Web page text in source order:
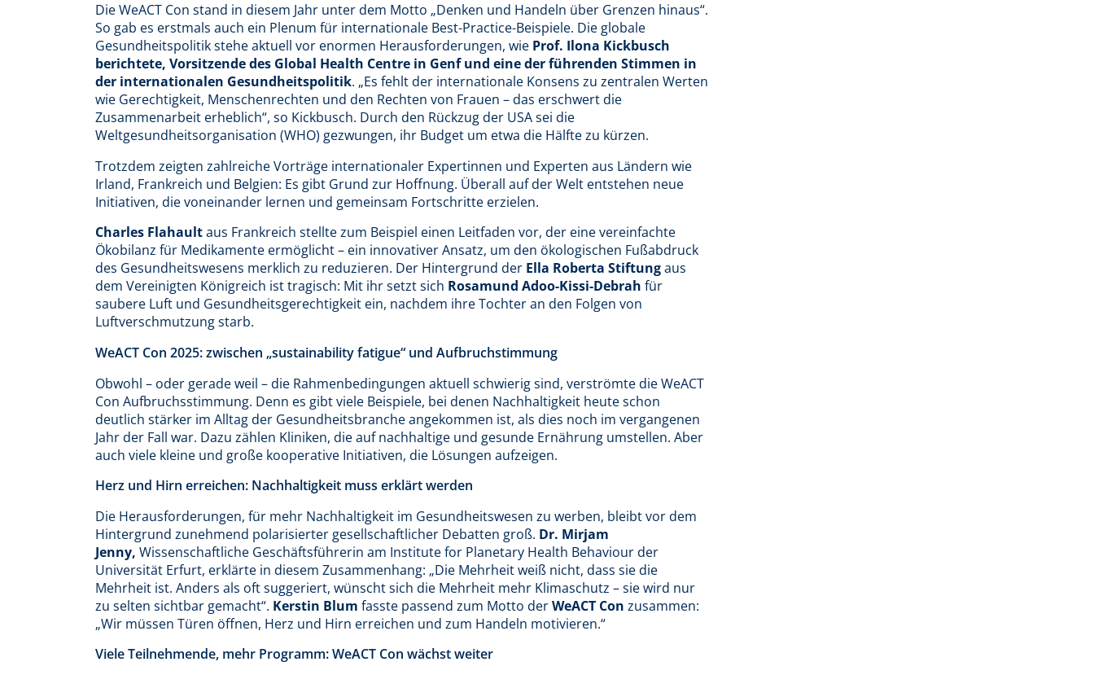
Die WeACT Con stand in diesem Jahr unter dem Motto „Denken und Handeln über Grenzen hinaus“.
So gab es erstmals auch ein Plenum für internationale Best-Practice-Beispiele. Die globale
Gesundheitspolitik stehe aktuell vor enormen Herausforderungen, wie Prof. Ilona Kickbusch
berichtete, Vorsitzende des Global Health Centre in Genf und eine der führenden Stimmen in
der internationalen Gesundheitspolitik. „Es fehlt der internationale Konsens zu zentralen Werten
wie Gerechtigkeit, Menschenrechten und den Rechten von Frauen – das erschwert die
Zusammenarbeit erheblich“, so Kickbusch. Durch den Rückzug der USA sei die
Weltgesundheitsorganisation (WHO) gezwungen, ihr Budget um etwa die Hälfte zu kürzen.
Trotzdem zeigten zahlreiche Vorträge internationaler Expertinnen und Experten aus Ländern wie
Irland, Frankreich und Belgien: Es gibt Grund zur Hoffnung. Überall auf der Welt entstehen neue
Initiativen, die voneinander lernen und gemeinsam Fortschritte erzielen.
Charles Flahaultaus Frankreich stellte zum Beispiel einen Leitfaden vor, der eine vereinfachte
Ökobilanz für Medikamente ermöglicht – ein innovativer Ansatz, um den ökologischen Fußabdruck
des Gesundheitswesens merklich zu reduzieren. Der Hintergrund der Ella Roberta Stiftungaus
dem Vereinigten Königreich ist tragisch: Mit ihr setzt sich Rosamund Adoo-Kissi-Debrah für
saubere Luft und Gesundheitsgerechtigkeit ein, nachdem ihre Tochter an den Folgen von
Luftverschmutzung starb.
WeACT Con 2025: zwischen „sustainability fatigue“ und Aufbruchstimmung
Obwohl – oder gerade weil – die Rahmenbedingungen aktuell schwierig sind, verströmte die WeACT
Con Aufbruchsstimmung. Denn es gibt viele Beispiele, bei denen Nachhaltigkeit heute schon
deutlich stärker im Alltag der Gesundheitsbranche angekommen ist, als dies noch im vergangenen
Jahr der Fall war. Dazu zählen Kliniken, die auf nachhaltige und gesunde Ernährung umstellen. Aber
auch viele kleine und große kooperative Initiativen, die Lösungen aufzeigen.
Herz und Hirn erreichen: Nachhaltigkeit muss erklärt werden
Die Herausforderungen, für mehr Nachhaltigkeit im Gesundheitswesen zu werben, bleibt vor dem
Hintergrund zunehmend polarisierter gesellschaftlicher Debatten groß. Dr. Mirjam
Jenny, Wissenschaftliche Geschäftsführerin am Institute for Planetary Health Behaviour der
Universität Erfurt, erklärte in diesem Zusammenhang: „Die Mehrheit weiß nicht, dass sie die
Mehrheit ist. Anders als oft suggeriert, wünscht sich die Mehrheit mehr Klimaschutz – sie wird nur
zu selten sichtbar gemacht“. Kerstin Blum fasste passend zum Motto derWeACT Con zusammen:
„Wir müssen Türen öffnen, Herz und Hirn erreichen und zum Handeln motivieren.“
Viele Teilnehmende, mehr Programm: WeACT Con wächst weiter